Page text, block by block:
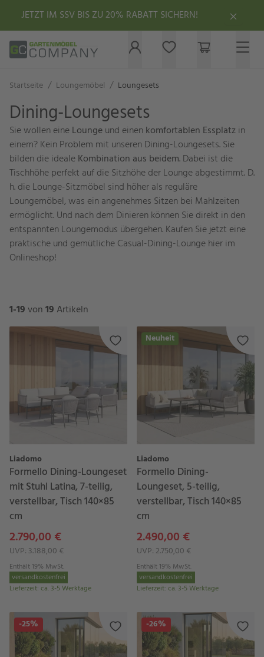
JETZT IM SSV BIS ZU 20% RABATT SICHERN!
Startseite / Loungemöbel / Loungesets
Dining-Loungesets
Sie wollen eineLoungeund einen komfortablen Essplatzin
einem? Kein Problem mit unseren Dining-Loungesets. Sie
bilden die idealeKombination aus beidem. Dabei ist die
Tischhöhe perfekt auf die Sitzhöhe der Lounge abgestimmt. D.
h. die Lounge-Sitzmöbel sind höher als reguläre
Loungemöbel, was ein angenehmes Sitzen bei Mahlzeiten
ermöglicht. Und nach dem Dinieren können Sie direkt in den
entspannten Loungemodus übergehen. Kaufen Sie jetzt eine
praktische und gemütliche Casual-Dining-Lounge hier im
Onlineshop!
1-19von19 Artikeln
Liadomo
Formello Dining-Loungeset
mit Stuhl Latina, 7-teilig,
verstellbar, Tisch 140×85
cm
2.790,00 €
UVP: 3.188,00 €
Enthält 19% MwSt.
versandkostenfrei
Lieferzeit: ca. 3-5 Werktage
Neuheit
Liadomo
Formello Dining-
Loungeset, 5-teilig,
verstellbar, Tisch 140×85
cm
2.490,00 €
UVP: 2.750,00 €
Enthält 19% MwSt.
versandkostenfrei
Lieferzeit: ca. 3-5 Werktage
-25% -26%